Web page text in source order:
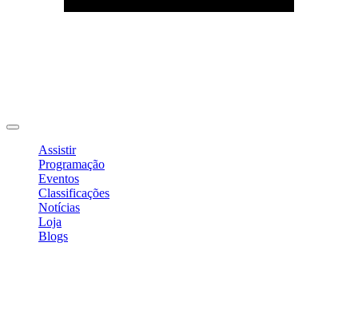
Assistir
Programação
Eventos
Classificações
Notícias
Loja
Blogs